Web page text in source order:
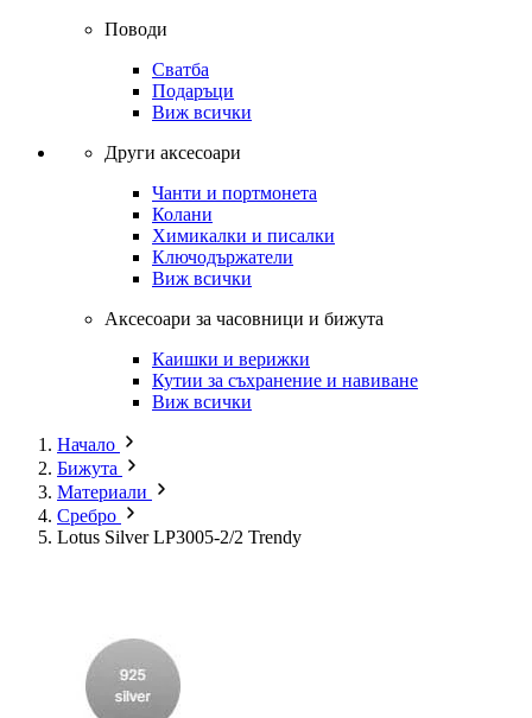
Поводи
Сватба
Подаръци
Виж всички
Други аксесоари
Чанти и портмонета
Колани
Химикалки и писалки
Ключодържатели
Виж всички
Аксесоари за часовници и бижута
Каишки и верижки
Кутии за съхранение и навиване
Виж всички
Начало
Бижута
Материали
Сребро
Lotus Silver LP3005-2/2 Trendy